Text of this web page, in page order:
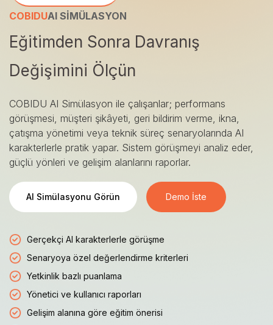
COBIDUAI SİMÜLASYON
Eğitimden Sonra Davranış
Değişimini Ölçün
COBIDU AI Simülasyon ile çalışanlar; performans
görüşmesi, müşteri şikâyeti, geri bildirim verme, ikna,
çatışma yönetimi veya teknik süreç senaryolarında AI
karakterlerle pratik yapar. Sistem görüşmeyi analiz eder,
güçlü yönleri ve gelişim alanlarını raporlar.
AI Simülasyonu Görün Demo İste
Gerçekçi AI karakterlerle görüşme
Senaryoya özel değerlendirme kriterleri
Yetkinlik bazlı puanlama
Yönetici ve kullanıcı raporları
Gelişim alanına göre eğitim önerisi